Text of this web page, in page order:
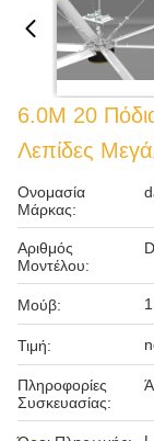
6.0M 20
Λεπίδες
Ονομασία
Μάρκας:
Αριθμός
Μοντέλου:
Μούβ:
Τιμή:
Πληροφορίες
Συσκευασίας: